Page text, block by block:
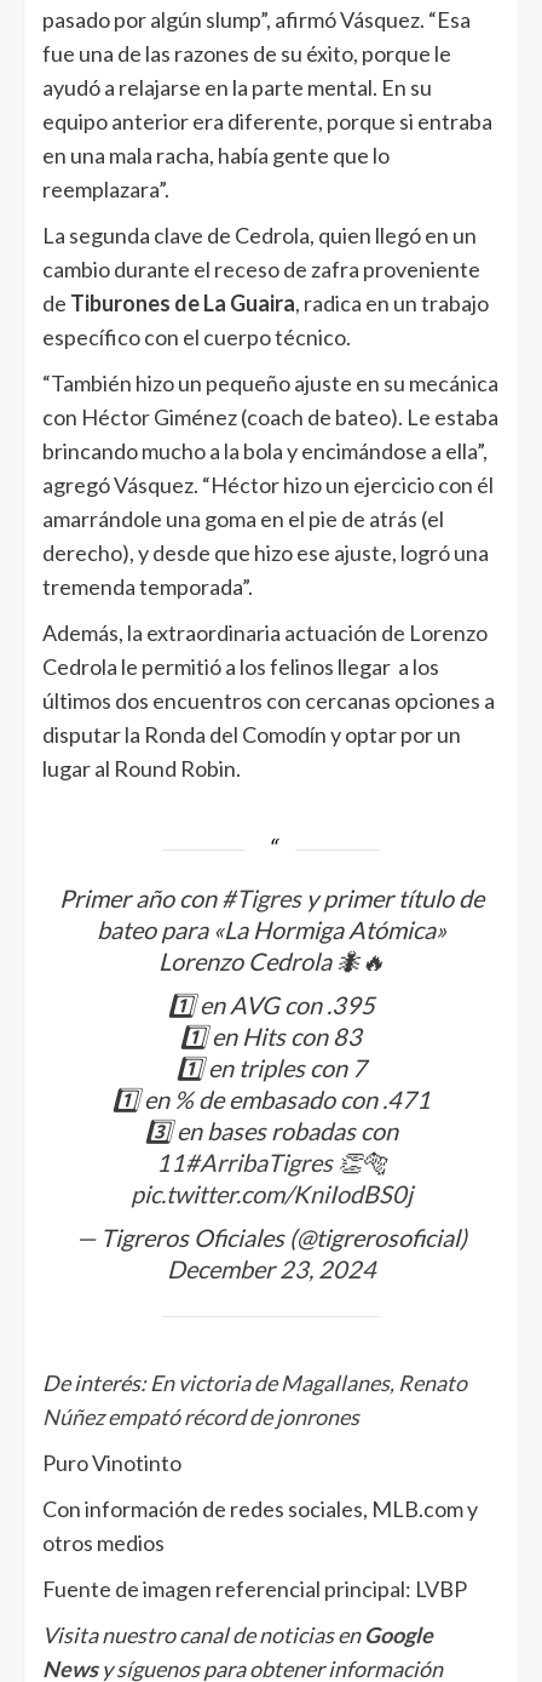
pasado por algún slump”, afirmó Vásquez. “Esa
fue una de las razones de su éxito, porque le
ayudó a relajarse en la parte mental. En su
equipo anterior era diferente, porque si entraba
en una mala racha, había gente que lo
reemplazara”.
La segunda clave de Cedrola, quien llegó en un
cambio durante el receso de zafra proveniente
de Tiburones de La Guaira, radica en un trabajo
específico con el cuerpo técnico.
“También hizo un pequeño ajuste en su mecánica
con Héctor Giménez (coach de bateo). Le estaba
brincando mucho a la bola y encimándose a ella”,
agregó Vásquez. “Héctor hizo un ejercicio con él
amarrándole una goma en el pie de atrás (el
derecho), y desde que hizo ese ajuste, logró una
tremenda temporada”.
Además, la extraordinaria actuación de Lorenzo
Cedrola le permitió a los felinos llegar a los
últimos dos encuentros con cercanas opciones a
disputar la Ronda del Comodín y optar por un
lugar al Round Robin.
Primer año con#Tigresy primer título de
bateo para «La Hormiga Atómica»
Lorenzo Cedrola 🐜🔥
1️⃣ en AVG con .395
1️⃣ en Hits con 83
1️⃣ en triples con 7
1️⃣ en % de embasado con .471
3️⃣ en bases robadas con
11#ArribaTigres👏🐅
pic.twitter.com/KniIodBS0j
— Tigreros Oficiales (@tigrerosoficial)
December 23, 2024
De interés:En victoria de Magallanes, Renato
Núñez empató récord de jonrones
Puro Vinotinto
Con información de redes sociales, MLB.com y
otros medios
Fuente de imagen referencial principal: LVBP
Visita nuestro canal de noticias enGoogle
Newsy síguenos para obtener información